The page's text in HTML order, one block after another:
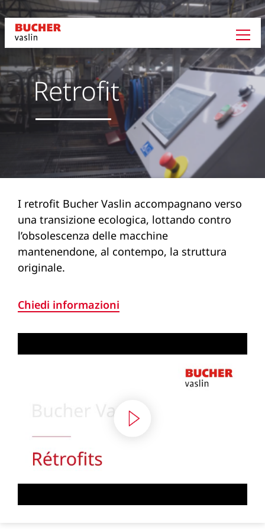
Retrofit
I retrofit Bucher Vaslin accompagnano verso
una transizione ecologica, lottando contro
l’obsolescenza delle macchine
mantenendone, al contempo, la struttura
originale.
Chiedi informazioni